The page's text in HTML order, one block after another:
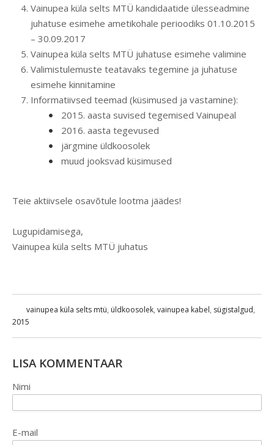
Vainupea küla selts MTÜ kandidaatide ülesseadmine
juhatuse esimehe ametikohale perioodiks 01.10.2015
– 30.09.2017
Vainupea küla selts MTÜ juhatuse esimehe valimine
Valimistulemuste teatavaks tegemine ja juhatuse
esimehe kinnitamine
Informatiivsed teemad (küsimused ja vastamine):
2015. aasta suvised tegemised Vainupeal
2016. aasta tegevused
järgmine üldkoosolek
muud jooksvad küsimused
Teie aktiivsele osavõtule lootma jäädes!
Lugupidamisega,
Vainupea küla selts MTÜ juhatus
vainupea küla selts mtü, üldkoosolek, vainupea kabel, sügistalgud,
2015
LISA KOMMENTAAR
Nimi
E-mail